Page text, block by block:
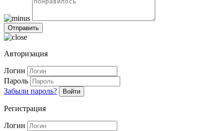
Авторизация
Логин
Пароль
Забыли пароль?
Войти
Регистрация
Логин